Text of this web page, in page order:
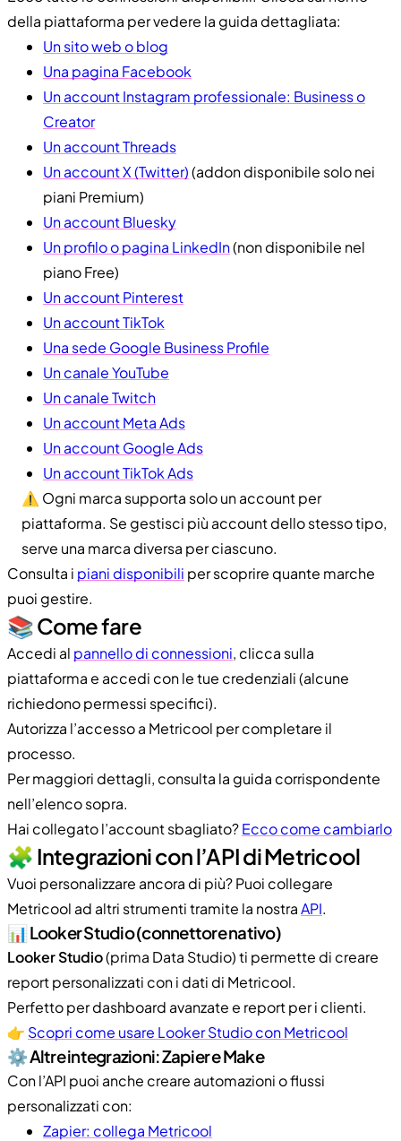
della piattaforma per vedere la guida dettagliata:
Un sito web o blog
Una pagina Facebook
Un account Instagram professionale: Business o
Creator
Un account Threads
Un account X (Twitter)(addon disponibile solo nei
piani Premium)
Un account Bluesky
Un profilo o pagina LinkedIn(non disponibile nel
piano Free)
Un account Pinterest
Un account TikTok
Una sede Google Business Profile
Un canale YouTube
Un canale Twitch
Un account Meta Ads
Un account Google Ads
Un account TikTok Ads
⚠️ Ogni marca supporta solo un account per
piattaforma. Se gestisci più account dello stesso tipo,
serve una marca diversa per ciascuno.
Consulta i piani disponibili per scoprire quante marche
puoi gestire.
📚 Come fare
Accedi al pannello di connessioni, clicca sulla
piattaforma e accedi con le tue credenziali (alcune
richiedono permessi specifici).
Autorizza l’accesso a Metricool per completare il
processo.
Per maggiori dettagli, consulta la guida corrispondente
nell’elenco sopra.
Hai collegato l’account sbagliato?Ecco come cambiarlo
🧩 Integrazioni con l’API di Metricool
Vuoi personalizzare ancora di più? Puoi collegare
Metricool ad altri strumenti tramite la nostraAPI.
📊 Looker Studio (connettore nativo)
Looker Studio(prima Data Studio) ti permette di creare
report personalizzati con i dati di Metricool.
Perfetto per dashboard avanzate e report per i clienti.
👉 Scopri come usare Looker Studio con Metricool
⚙️ Altre integrazioni: Zapier e Make
Con l’API puoi anche creare automazioni o flussi
personalizzati con:
Zapier: collega Metricool